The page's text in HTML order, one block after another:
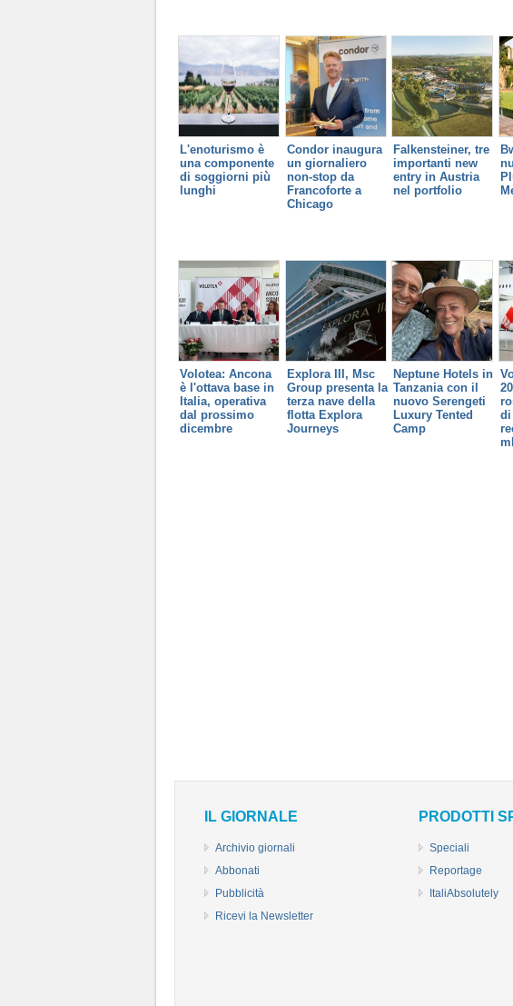
L'enoturismo è
una componente
di soggiorni più
lunghi
Condor inaugura
un giornaliero
non-stop da
Francoforte a
Chicago
Falkensteiner, tre
importanti new
entry in Austria
nel portfolio
Volotea: Ancona
è l'ottava base in
Italia, operativa
dal prossimo
dicembre
Explora III, Msc
Group presenta la
terza nave della
flotta Explora
Journeys
Neptune Hotels in
Tanzania con il
nuovo Serengeti
Luxury Tented
Camp
di
IL GIORNALE
Archivio giornali
Abbonati
Pubblicità
Ricevi la Newsletter
PRODOTTI
Speciali
Reportage
ItaliAbsolutely